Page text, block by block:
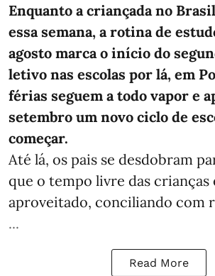
Enquanto a criançada no
essa semana, a rotina de
agosto marca o início do
letivo nas escolas por lá, em
férias seguem a todo vapor e
setembro um novo ciclo de
começar.
Até lá, os pais se desdobram
que o tempo livre das crianças
aproveitado, conciliando com
...
Read More